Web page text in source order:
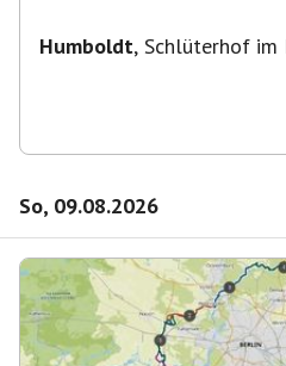
Humboldt, Schlüterhof im
So, 09.08.2026